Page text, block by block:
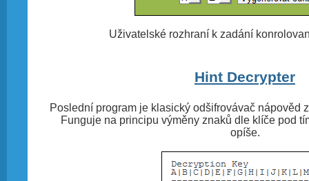
Uživatelské rozhraní k zadání
Hint Decrypter
Poslední program je klasický odšifrovávač nápověd
Funguje na principu výměny znaků dle klíče pod
opíše.